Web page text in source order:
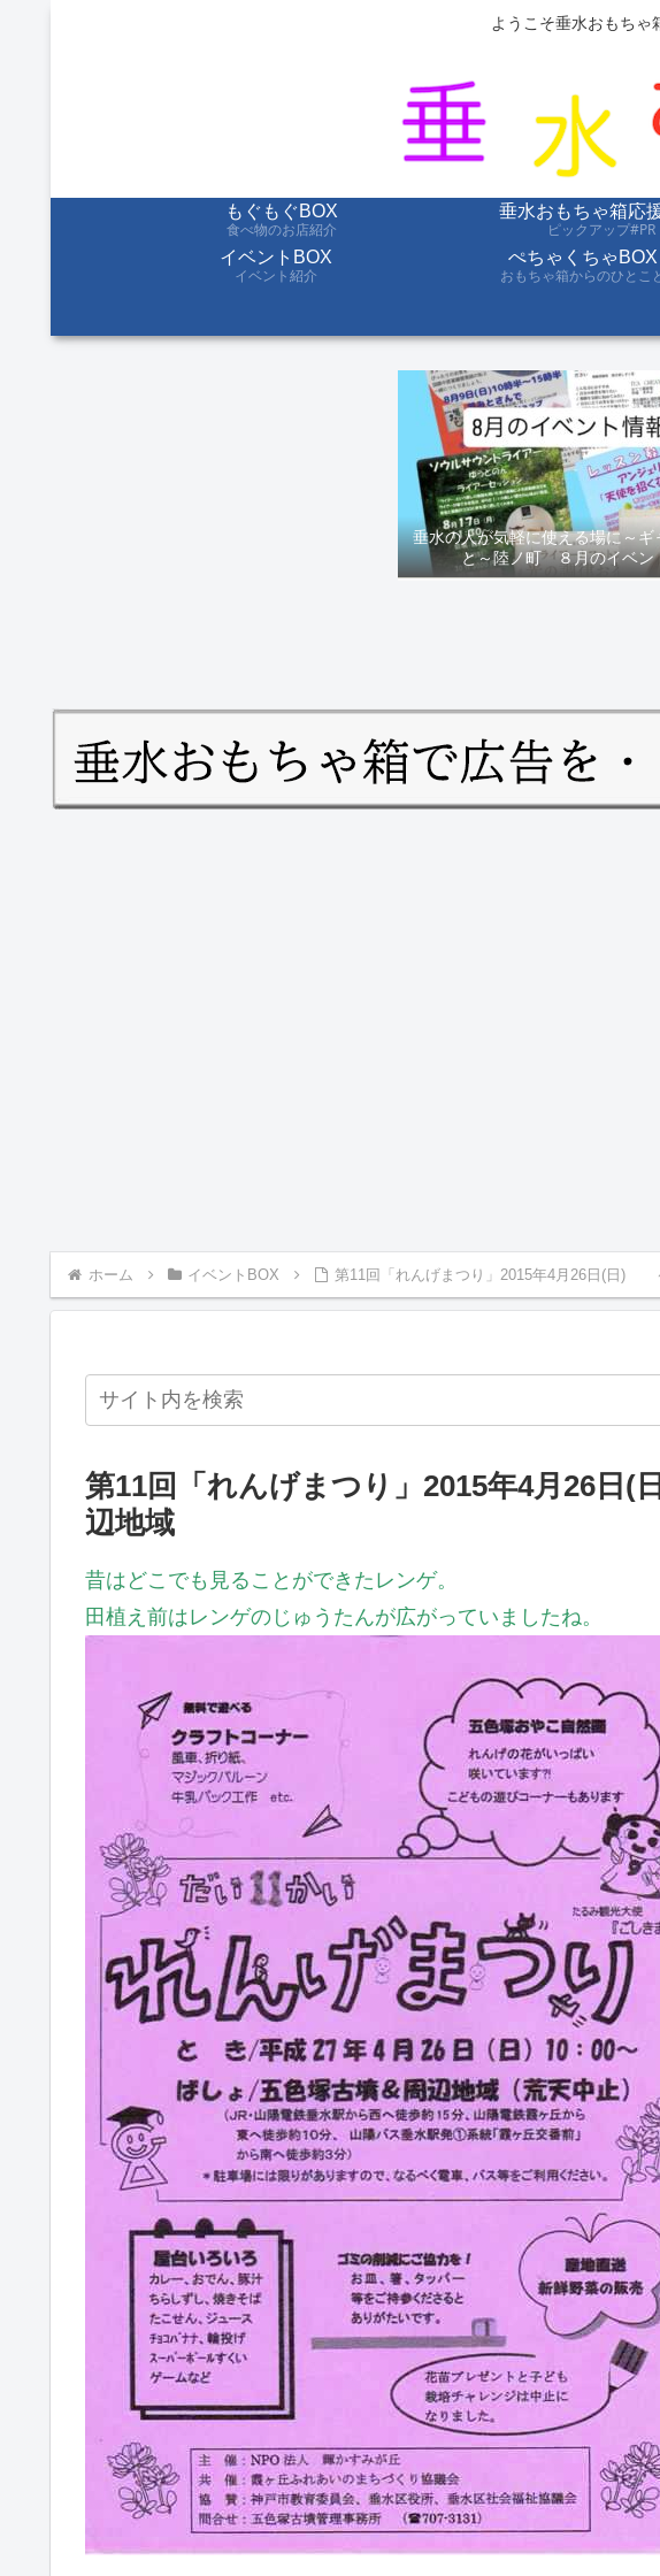
ようこそ垂水おもちゃ
もぐもぐBOX
食べ物のお店紹介
垂水おもちゃ箱応
ピックアップ#PR
イベントBOX
イベント紹介
ぺちゃくちゃBOX
おもちゃ箱からのひとこ
垂水の人が気軽に使える場に～ギ
と～陸ノ町 ８月のイベン
ホーム イベントBOX 第11回「れんげまつり」2015年4月26日(日)
第11回「れんげまつり」2015年4月26
辺地域
昔はどこでも見ることができたレンゲ。
田植え前はレンゲのじゅうたんが広がっていましたね。